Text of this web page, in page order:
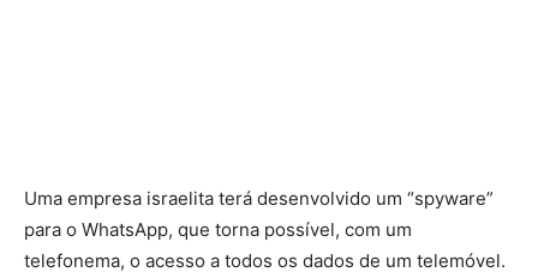
Uma empresa israelita terá desenvolvido um “spyware”
para o WhatsApp, que torna possível, com um
telefonema, o acesso a todos os dados de um telemóvel.